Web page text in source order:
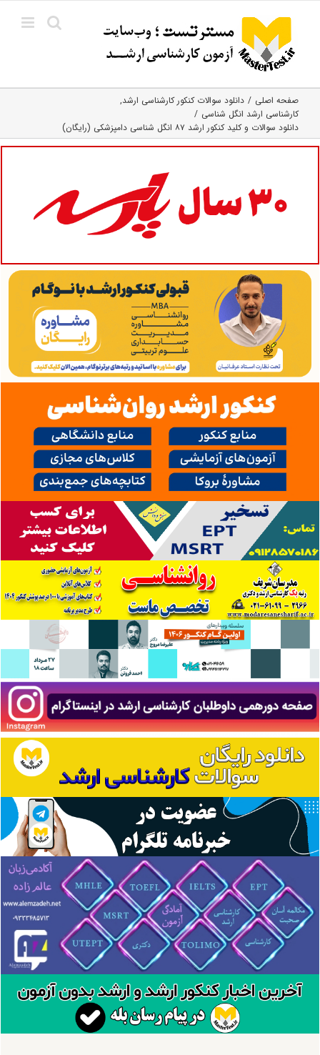
content
صفحه اصلی
دانلود سوالات کنکور کارشناسی ارشد
کارشناسی ارشد انگل شناسی
دانلود سوالات و کلید کنکور ارشد ۸۷ انگل شناسی دامپزشکی (رایگان)